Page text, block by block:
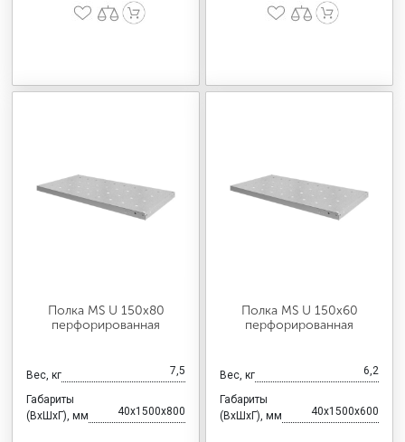
Полка MS U 150х80
перфорированная
Вес, кг 7,5
Габариты
(ВхШхГ), мм
40x1500x800
Полка MS U 150х60
перфорированная
Вес, кг 6,2
Габариты
(ВхШхГ), мм
40x1500x600